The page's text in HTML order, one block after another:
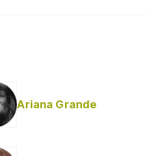
Ariana Grande